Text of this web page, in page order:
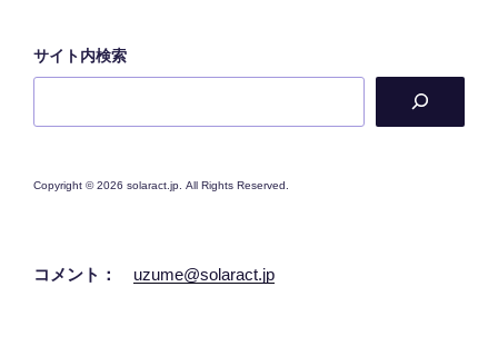
サイト内検索
Copyright © 2026 solaract.jp. All Rights Reserved.
コメント： uzume@solaract.jp